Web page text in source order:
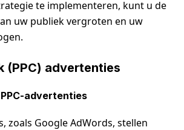
te implementeren, kunt u de
uw publiek vergroten en uw
(PPC) advertenties
advertenties
zoals Google AdWords, stellen